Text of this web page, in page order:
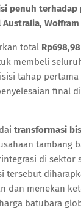
penuh terhadap
total
membeli
tahap
final
transformasi
tambang
di sektor
tersebut
dan menekan
batubara